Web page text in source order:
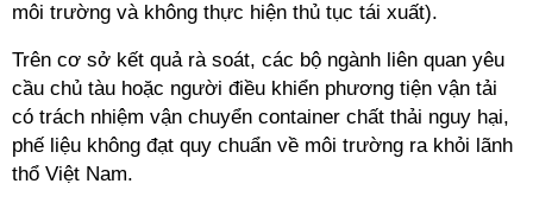
môi trường và không thực hiện thủ tục tái xuất).
Trên cơ sở kết quả rà soát, các bộ ngành liên quan yêu
cầu chủ tàu hoặc người điều khiển phương tiện vận tải
có trách nhiệm vận chuyển container chất thải nguy hại,
phế liệu không đạt quy chuẩn về môi trường ra khỏi lãnh
thổ Việt Nam.